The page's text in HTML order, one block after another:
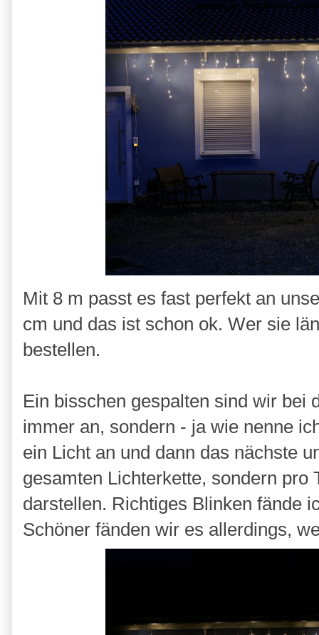
Mit 8 m passt es fast perfekt an
cm und das ist schon ok. Wer sie
bestellen.
Ein bisschen gespalten sind wir bei
immer an, sondern - ja wie nenne
ein Licht an und dann das nächste
gesamten Lichterkette, sondern pro
darstellen. Richtiges Blinken fände
Schöner fänden wir es allerdings,